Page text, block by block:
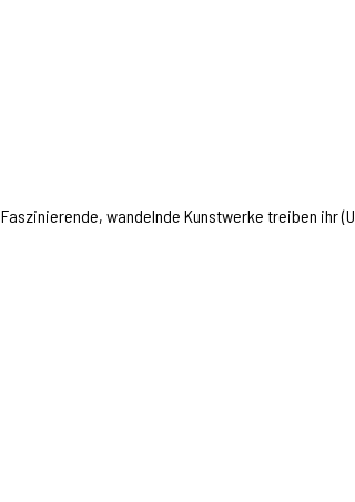
Faszinierende, wandelnde Kunstwerke treiben ihr